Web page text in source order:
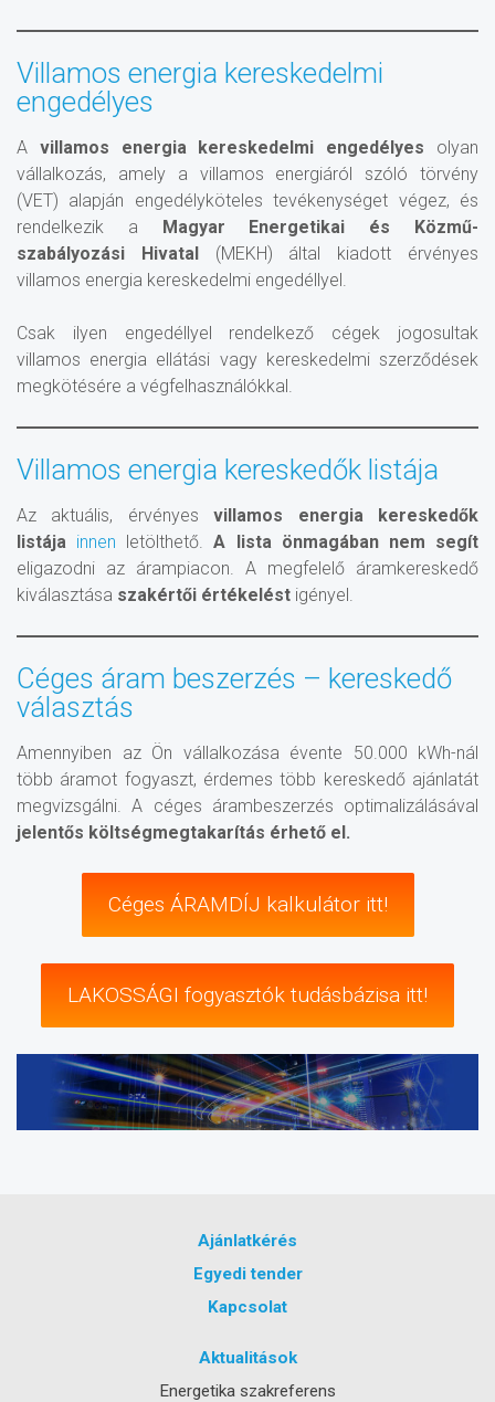
Villamos energia kereskedelmi
engedélyes
A villamos energia kereskedelmi engedélyes olyan
vállalkozás, amely a villamos energiáról szóló törvény
(VET) alapján engedélyköteles tevékenységet végez, és
rendelkezik a Magyar Energetikai és Közmű-
szabályozási Hivatal(MEKH) által kiadott érvényes
villamos energia kereskedelmi engedéllyel.
Csak ilyen engedéllyel rendelkező cégek jogosultak
villamos energia ellátási vagy kereskedelmi szerződések
megkötésére a végfelhasználókkal.
Villamos energia kereskedők listája
Az aktuális, érvényesvillamos energia kereskedők
listája innen letölthető.A lista önmagában nem segít
eligazodni az árampiacon. A megfelelő áramkereskedő
kiválasztása szakértői értékelést igényel.
Céges áram beszerzés – kereskedő
választás
Amennyiben az Ön vállalkozása évente 50.000 kWh-nál
több áramot fogyaszt, érdemes több kereskedő ajánlatát
megvizsgálni. A céges árambeszerzés optimalizálásával
jelentős költségmegtakarítás érhető el.
Céges ÁRAMDÍJ kalkulátor itt!
LAKOSSÁGI fogyasztók tudásbázisa itt!
Ajánlatkérés
Egyedi tender
Kapcsolat
Aktualitások
Energetika szakreferens